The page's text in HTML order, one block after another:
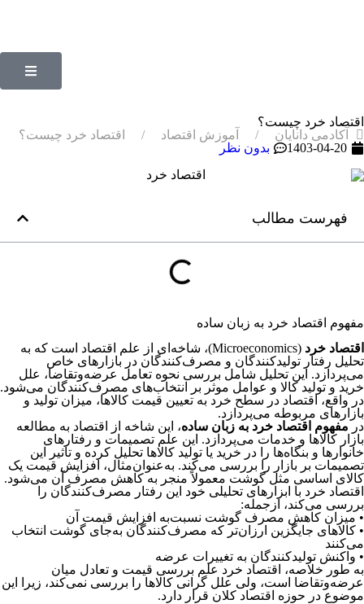
اقتصاد خرد چیست؟
آکادمی دانایان
آموزش اقتصاد
اقتصاد خرد چیست؟
1403-04-20
بدون نظر
فهرست مطالب
مفهوم اقتصاد خرد به زبان ساده
اقتصاد خرد
(Microeconomics)، شاخه‌ای از علم اقتصاد است که به
تحلیل رفتار تولیدکنندگان و مصرف‌کنندگان در بازارهای خاص
می‌پردازد. این تحلیل شامل بررسی نحوه تعامل عرضه‌و‌تقاضا، علل
خرید و تولید کالا و عوامل موثر بر انتخاب‌های مصرف‌کنندگان می‌شود.
در واقع، اقتصاد در سطح خرد به تعیین قیمت کالاها، میزان تولید و
بازارهای مربوطه می‌پردازد.
در مفهوم اقتصاد خرد به زبان ساده، این شاخه از اقتصاد به مطالعه
بازار کالاها و خدمات می‌پردازد. این علم تصمیمات و رفتارهای
خانوارها و بنگاه‌ها را در خرید یا تولید کالاها تحلیل کرده و تاثیر این
تصمیمات بر بازار را بررسی می‌کند. به‌عنوان‌مثال، افزایش قیمت یک
کالای اساسی مثل گوشت معمولاً منجر به کاهش مصرف آن می‌شود.
اقتصاد خرد با ابزارهای تحلیلی خود این رفتار مصرف‌کنندگان را
بررسی می‌کند، ازجمله:
• میزان کاهش مصرف گوشت نسبت‌به افزایش قیمت آن
• کالاهای جایگزین ارزان‌تر که مصرف‌کنندگان به‌جای گوشت انتخاب
می‌کنند
• واکنش تولیدکنندگان به تغییرات عرضه
به طور خلاصه، اقتصاد خرد علم بررسی قیمت و تعادل میان
عرضه‌و‌تقاضا است، ولی علل گرانی کالاها را بررسی نمی‌کند، زیرا این
موضوع در حوزه اقتصاد کلان قرار دارد.